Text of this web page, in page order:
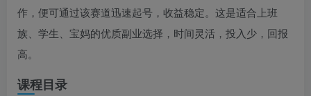
作，便可通过该赛道迅速起号，收益稳定。这是适合上班
族、学生、宝妈的优质副业选择，时间灵活，投入少，回报
高。
课程目录